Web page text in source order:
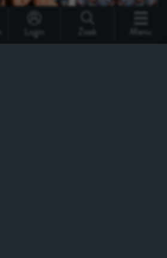
Login Zoek Menu